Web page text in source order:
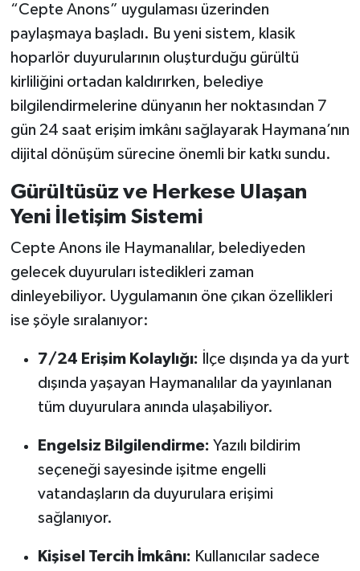
“Cepte Anons” uygulaması üzerinden
paylaşmaya başladı. Bu yeni sistem, klasik
hoparlör duyurularının oluşturduğu gürültü
kirliliğini ortadan kaldırırken, belediye
bilgilendirmelerine dünyanın her noktasından 7
gün 24 saat erişim imkânı sağlayarak Haymana’nın
dijital dönüşüm sürecine önemli bir katkı sundu.
Gürültüsüz ve Herkese Ulaşan
Yeni İletişim Sistemi
Cepte Anons ile Haymanalılar, belediyeden
gelecek duyuruları istedikleri zaman
dinleyebiliyor. Uygulamanın öne çıkan özellikleri
ise şöyle sıralanıyor:
7/24 Erişim Kolaylığı: İlçe dışında ya da yurt
dışında yaşayan Haymanalılar da yayınlanan
tüm duyurulara anında ulaşabiliyor.
Engelsiz Bilgilendirme: Yazılı bildirim
seçeneği sayesinde işitme engelli
vatandaşların da duyurulara erişimi
sağlanıyor.
Kişisel Tercih İmkânı: Kullanıcılar sadece
Vasıta
Yaşam